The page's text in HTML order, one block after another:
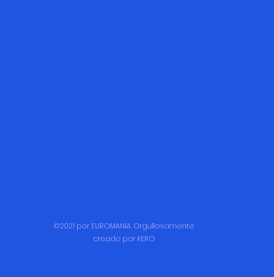
©2021 por EUROMANIA. Orgullosamente
creado por KERO